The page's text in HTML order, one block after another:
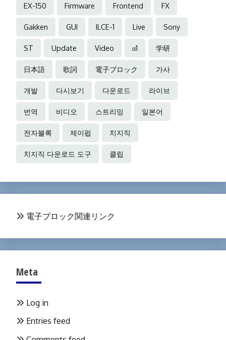
EX-150 Firmware Frontend FX
Gakken GUI ILCE-1 Live Sony
ST Update Video α1 学研
日本語 歌詞 電子ブロック 가사
개발 다시보기 다운로드 라이브
번역 비디오 스트리밍 일본어
전자블록 제이펍 치지직
치지직 다운로드 도구 클립
電子ブロック関連リンク
Meta
Log in
Entries feed